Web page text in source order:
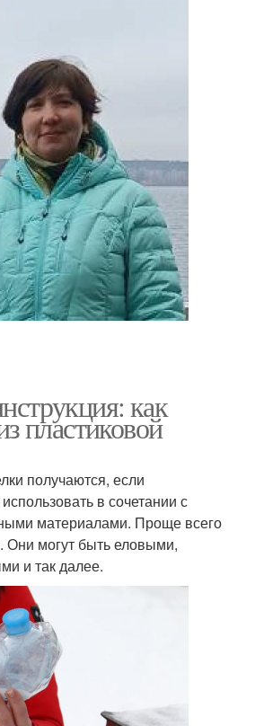
как
пластиковой
получаются, если
в сочетании с
материалами. Проще всего
Они могут быть еловыми,
и так далее.